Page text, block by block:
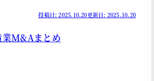
投稿日: 2025.10.20更新日: 2025.10.20
業M&Aまとめ